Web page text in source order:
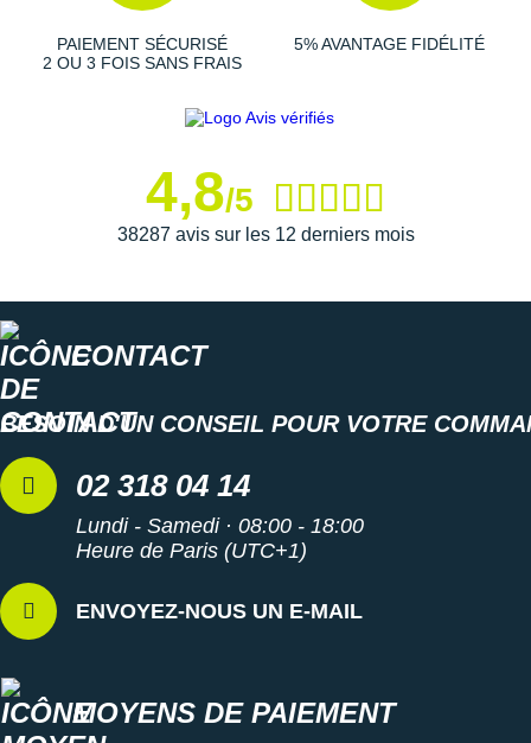
compose d'un mesh technique respirant et d'un col
promet une liberté de mouvement optimale.
Poids constaté chez i-Run : 292 g en taille 42
Toutes les
Les autres produits
PAIEMENT SÉCURISÉ
2 OU 3 FOIS SANS FRAIS
5% AVANTAGE FIDÉLITÉ
4,8/5
38287 avis sur les 12 derniers mois
CONTACT
BESOIN D'UN CONSEIL POUR VOTRE
02 318 04 14
Lundi - Samedi · 08:00 - 18:00
Heure de Paris (UTC+1)
ENVOYEZ-NOUS UN E-MAIL
MOYENS DE PAIEMENT